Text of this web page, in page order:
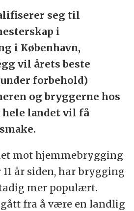
seg til
i
i København,
vil årets beste
forbehold)
og bryggerne hos
landet vil få
mot hjemmebrygging
år siden, har brygging
mer populært.
fra å være en landlig